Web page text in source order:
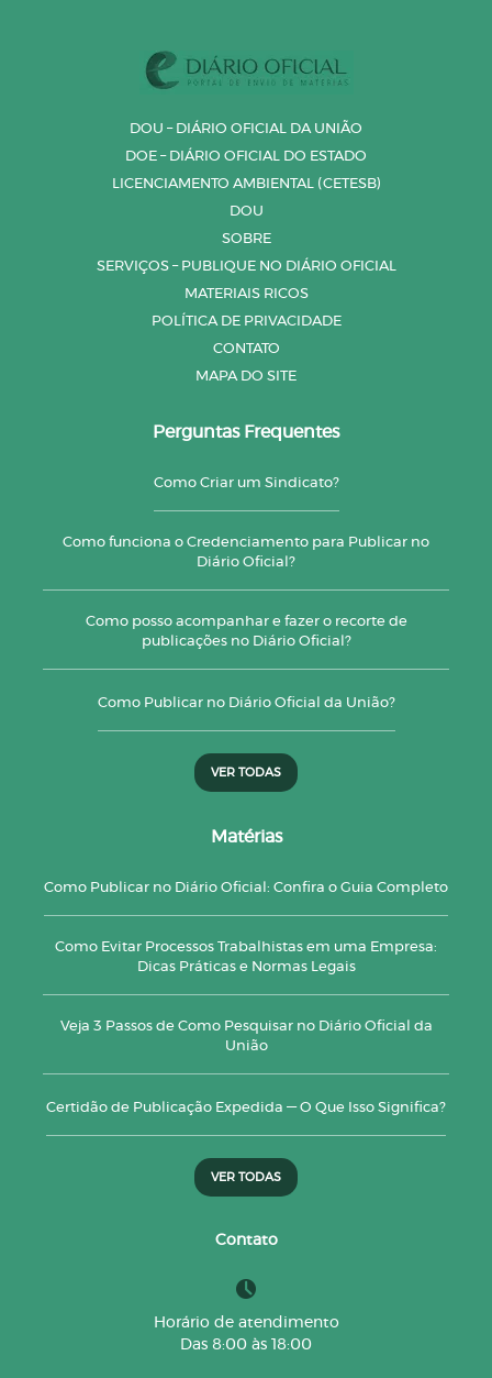
DOU – DIÁRIO OFICIAL DA UNIÃO
DOE – DIÁRIO OFICIAL DO ESTADO
LICENCIAMENTO AMBIENTAL (CETESB)
DOU
SOBRE
SERVIÇOS – PUBLIQUE NO DIÁRIO OFICIAL
MATERIAIS RICOS
POLÍTICA DE PRIVACIDADE
CONTATO
MAPA DO SITE
Perguntas Frequentes
Como Criar um Sindicato?
Como funciona o Credenciamento para Publicar no
Diário Oficial?
Como posso acompanhar e fazer o recorte de
publicações no Diário Oficial?
Como Publicar no Diário Oficial da União?
VER TODAS
Matérias
Como Publicar no Diário Oficial: Confira o Guia Completo
Como Evitar Processos Trabalhistas em uma Empresa:
Dicas Práticas e Normas Legais
Veja 3 Passos de Como Pesquisar no Diário Oficial da
União
Certidão de Publicação Expedida — O Que Isso Significa?
VER TODAS
Contato
Horário de atendimento
Das 8:00 às 18:00